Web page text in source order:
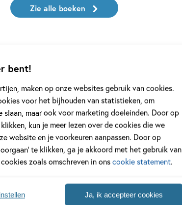
bent!
maken op onze websites gebruik van cookies.
voor het bijhouden van statistieken, om
slaan, maar ook voor marketing doeleinden. Door op
klikken, kun je meer lezen over de cookies die we
website en je voorkeuren aanpassen. Door op
te klikken, ga je akkoord met het gebruik van
zoals omschreven in onscookie statement.
Ja, ik accepteer cookies
Zie alle boeken
Mark Janssen
Mark Janssen werd geboren
in Eijsden (Limburg) op 24
juli 1974. Na de middelbare
kunstacademie. Aanvankelijk
was hij geïnteresseerd in